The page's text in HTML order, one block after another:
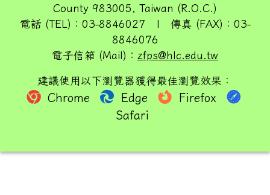
County 983005, Taiwan (R.O.C.)
電話 (TEL)：03-8846027 | 傳真 (FAX)：03-
8846076
電子信箱 (Mail)： zfps@hlc.edu.tw
建議使用以下瀏覽器獲得最佳瀏覽效果：
Chrome Edge
Firefox
Safari